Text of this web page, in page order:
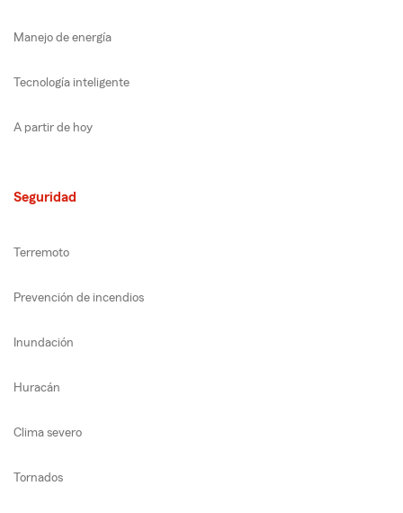
Manejo de energía
Tecnología inteligente
A partir de hoy
Seguridad
Terremoto
Prevención de incendios
Inundación
Huracán
Clima severo
Tornados